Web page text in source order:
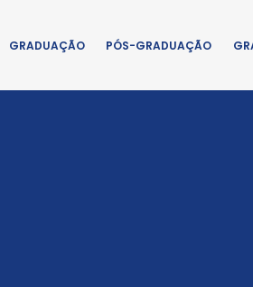
GRADUAÇÃO PÓS-GRADUAÇÃO